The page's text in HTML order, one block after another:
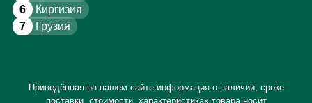
6 Киргизия
7 Грузия
Приведённая на нашем сайте информация о наличии, сроке
поставки, стоимости, характеристиках товара носит